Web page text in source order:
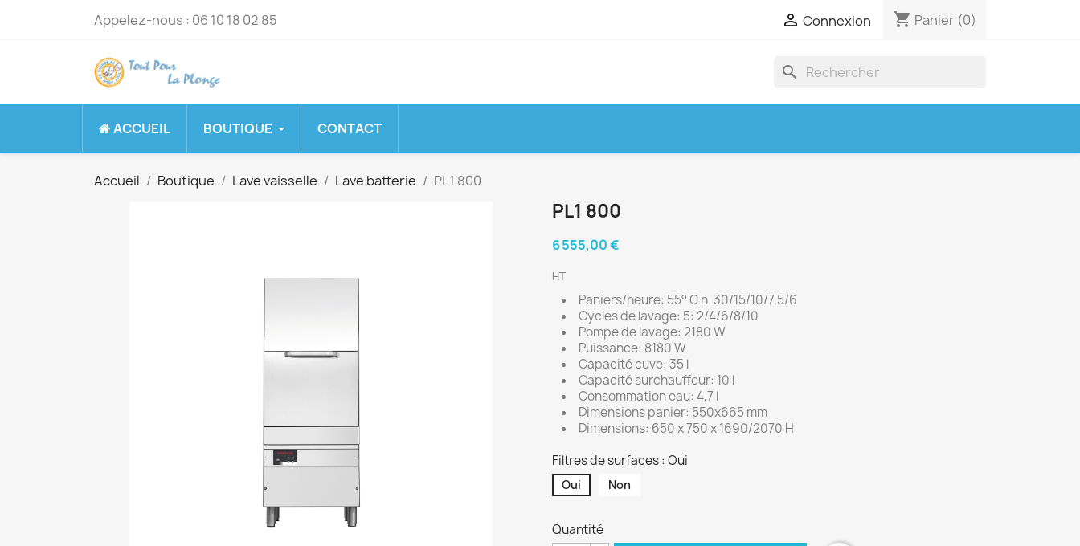
Appelez-nous : 06 10 18 02 85  Connexion shopping_cart Panier (0)
search
ACCUEIL BOUTIQUE CONTACT
Accueil Boutique Lave vaisselle Lave batterie PL1 800
PL1 800
6 555,00 €
HT
Paniers/heure: 55° C n. 30/15/10/7.5/6
Cycles de lavage: 5: 2/4/6/8/10
Pompe de lavage: 2180 W
Puissance: 8180 W
Capacité cuve: 35 l
Capacité surchauffeur: 10 l
Consommation eau: 4,7 l
Dimensions panier: 550x665 mm
Dimensions: 650 x 750 x 1690/2070 H
Filtres de surfaces : Oui
Oui Non
Quantité